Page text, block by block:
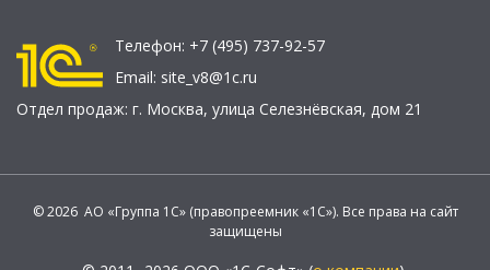
Телефон: +7 (495) 737-92-57
Email: site_v8@1c.ru
Отдел продаж: г. Москва, улица Селезнёвская, дом 21
© 2026 АО «Группа 1С» (правопреемник «1С»). Все права на сайт
защищены